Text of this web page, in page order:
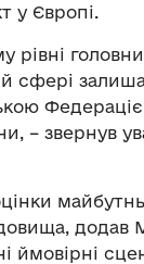
у Європі.
рівні
сфері
– звернув
додав
ймовірні